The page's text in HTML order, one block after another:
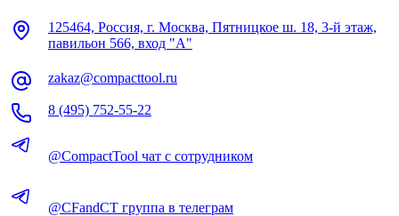
125464, Россия, г. Москва, Пятницкое ш. 18, 3-й этаж,
павильон 566, вход "А"
zakaz@compacttool.ru
8 (495) 752-55-22
@CompactTool чат с сотрудником
@CFandCT группа в телеграм